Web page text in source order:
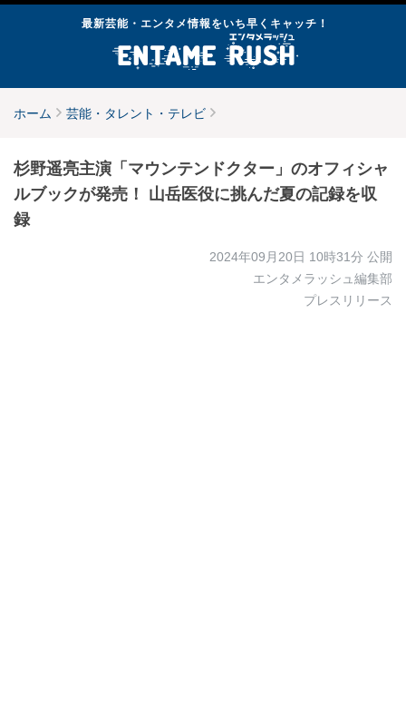
最新芸能・エンタメ情報をいち早くキャッチ！
ホーム 芸能・タレント・テレビ
杉野遥亮主演「マウンテンドクター」のオフィシャ
ルブックが発売！ 山岳医役に挑んだ夏の記録を収
録
2024年09月20日 10時31分 公開
エンタメラッシュ編集部
プレスリリース